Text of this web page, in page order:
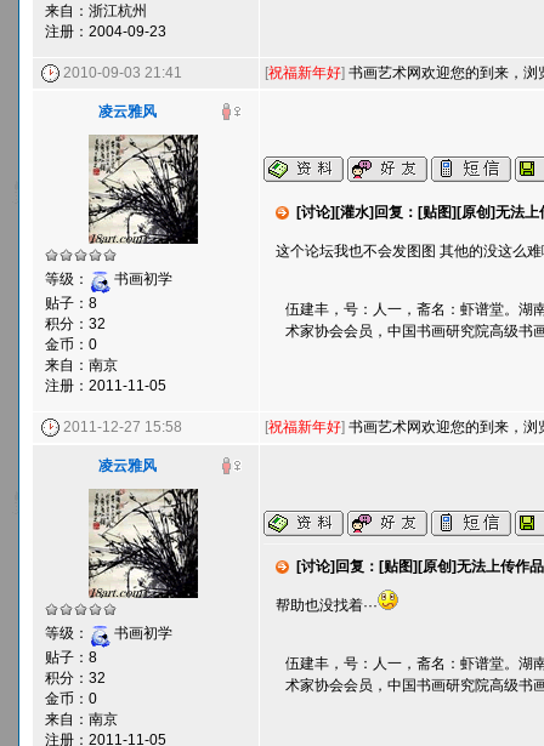
来自：浙江杭州
注册：2004-09-23
2010-09-03 21:41 [祝福新年好] 书画艺术网欢迎您的到来，浏
凌云雅风
等级：
书画初学
贴子：8
积分：32
金币：0
来自：南京
注册：2011-11-05
[讨论][灌水]回复：[贴图][原创]无法上
这个论坛我也不会发图图 其他的没这么
伍建丰，号：人一，斋名：虾谱堂。湖
术家协会会员，中国书画研究院高级书
2011-12-27 15:58 [祝福新年好] 书画艺术网欢迎您的到来，浏
凌云雅风
等级：
书画初学
贴子：8
积分：32
金币：0
来自：南京
注册：2011-11-05
[讨论]回复：[贴图][原创]无法上传作
帮助也没找着···
伍建丰，号：人一，斋名：虾谱堂。湖
术家协会会员，中国书画研究院高级书